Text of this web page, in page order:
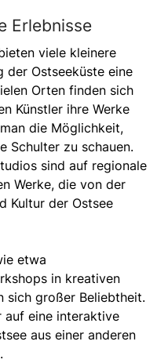
Erlebnisse
viele kleinere
der Ostseeküste eine
Orten finden sich
Künstler ihre Werke
die Möglichkeit,
Schulter zu schauen.
sind auf regionale
Werke, die von der
Kultur der Ostsee
etwa
in kreativen
sich großer Beliebtheit.
auf eine interaktive
aus einer anderen